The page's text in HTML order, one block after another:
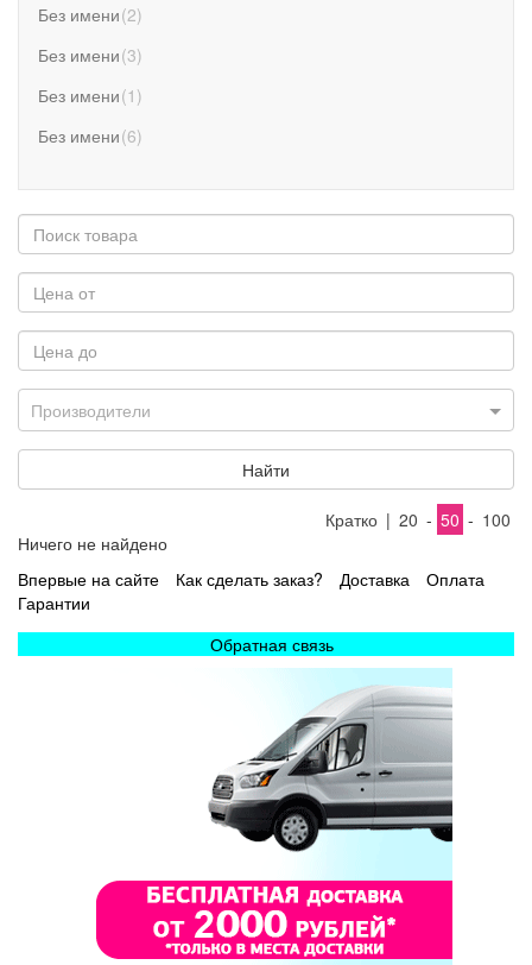
Без имени(2)
Без имени(3)
Без имени(1 )
Без имени(6)
Производители
Найти
Кратко | 20 - 50 - 100
Ничего не найдено
Впервые на сайте
Как сделать заказ? Доставка
Оплата
Гарантии
Обратная связь